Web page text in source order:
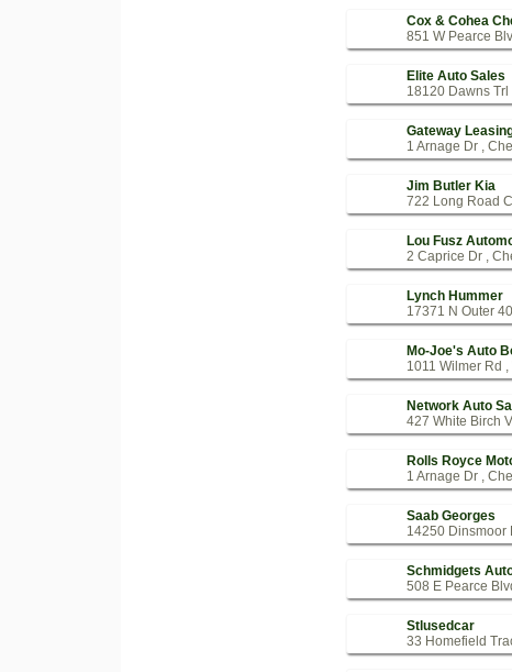
Cox & Cohea
851 W Pearce
Elite Auto Sales
18120 Dawns
Gateway
1 Arnage Dr ,
Jim Butler Kia
722 Long Road
Lou Fusz
2 Caprice Dr ,
Lynch Hummer
17371 N Outer
Mo-Joe's Auto
1011 Wilmer Rd
Network Auto
427 White Birch
Rolls Royce
1 Arnage Dr ,
Saab Georges
14250 Dinsmoor
Schmidgets
508 E Pearce
Stlusedcar
33 Homefield